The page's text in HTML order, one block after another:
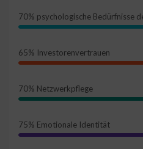
70% psychologische Bedürfnisse
65% Investorenvertrauen
70% Netzwerkpflege
75% Emotionale Identität